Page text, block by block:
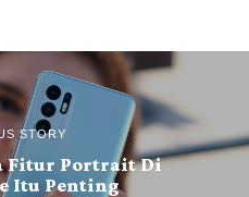
STORY
Fitur Portrait Di
Itu Penting